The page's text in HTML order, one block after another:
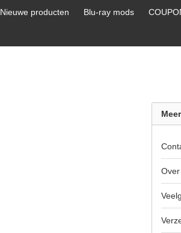
Nieuwe producten Blu-ray mods